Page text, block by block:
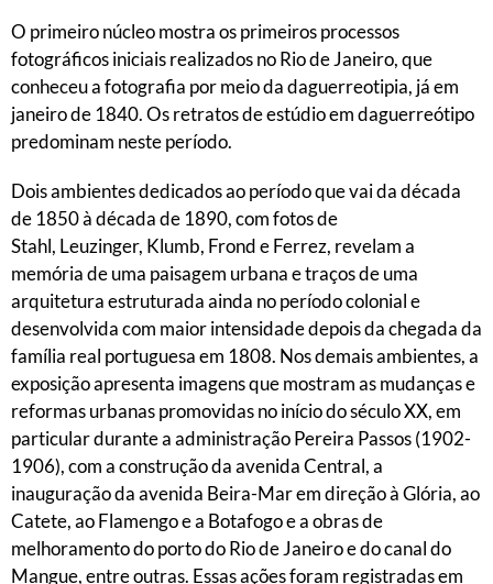
O primeiro núcleo mostra os primeiros processos
fotográficos iniciais realizados no Rio de Janeiro, que
conheceu a fotografia por meio da daguerreotipia, já em
janeiro de 1840. Os retratos de estúdio em daguerreótipo
predominam neste período.
Dois ambientes dedicados ao período que vai da década
de 1850 à década de 1890, com fotos de
Stahl, Leuzinger, Klumb, Frond e Ferrez, revelam a
memória de uma paisagem urbana e traços de uma
arquitetura estruturada ainda no período colonial e
desenvolvida com maior intensidade depois da chegada da
família real portuguesa em 1808. Nos demais ambientes, a
exposição apresenta imagens que mostram as mudanças e
reformas urbanas promovidas no início do século XX, em
particular durante a administração Pereira Passos (1902-
1906), com a construção da avenida Central, a
inauguração da avenida Beira-Mar em direção à Glória, ao
Catete, ao Flamengo e a Botafogo e a obras de
melhoramento do porto do Rio de Janeiro e do canal do
Mangue, entre outras. Essas ações foram registradas em